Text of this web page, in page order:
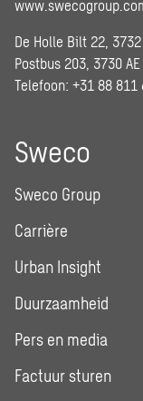
De Holle Bilt 22,
Postbus 203, 3730
Telefoon: +31 88 811
Sweco
Sweco Group
Carrière
Urban Insight
Duurzaamheid
Pers en media
Factuur sturen